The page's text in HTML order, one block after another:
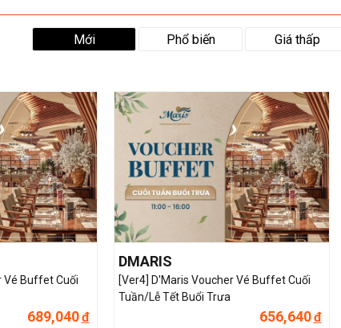
Mới Phổ biến Giá thấp
Vé Buffet Cuối
689,040đ
DMARIS
[Ver4] D'Maris Voucher Vé Buffet Cuối
Tuần/Lễ Tết Buổi Trưa
656,640đ